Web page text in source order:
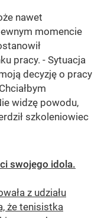
nawet
momencie
pracy. - Sytuacja
decyzję o pracy
widzę powodu,
szkoleniowiec
swojego idola.
z udziału
że tenisistka